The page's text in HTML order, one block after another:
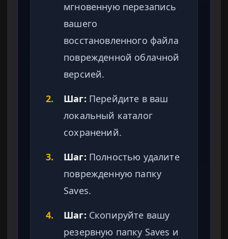
мгновенную перезапись
вашего
восстановленного файла
поврежденной облачной
версией.
2.
Шаг: Перейдите в ваш
локальный каталог
сохранений.
3.
Шаг: Полностью удалите
поврежденную папку
Saves.
4.
Шаг: Скопируйте вашу
резервную папку Saves и